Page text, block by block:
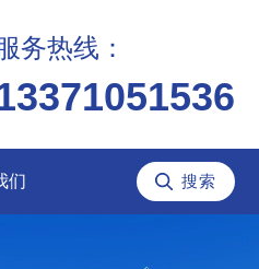
务热线：
们